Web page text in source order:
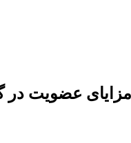
عضویت در